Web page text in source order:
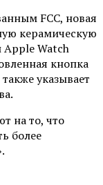
FCC, новая
керамическую
Watch
кнопка
указывает
на то, что
более